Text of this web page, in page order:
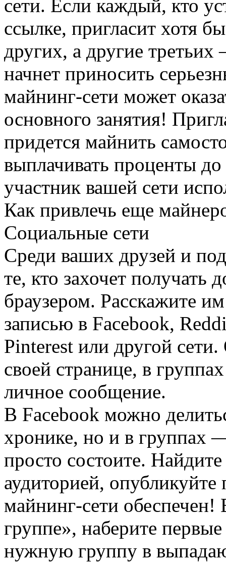
сети. Если каждый, кто
ссылке, пригласит хотя
других, а другие третьих
начнет приносить
майнинг-сети может
основного занятия!
придется майнить
выплачивать проценты
участник вашей сети
Как привлечь еще
Социальные сети
Среди ваших друзей и
те, кто захочет получать
браузером. Расскажите
записью в Facebook,
Pinterest или другой
своей странице, в
личное сообщение.
В Facebook можно
хронике, но и в группах
просто состоите.
аудиторией,
майнинг-сети
группе», наберите
нужную группу в